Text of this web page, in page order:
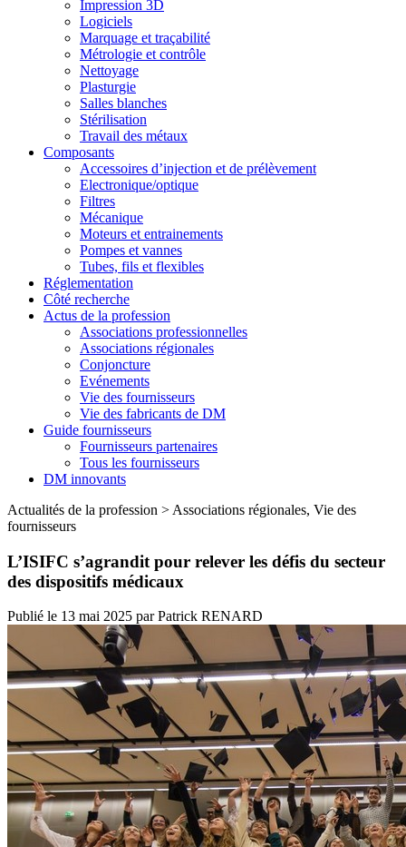
Impression 3D
Logiciels
Marquage et traçabilité
Métrologie et contrôle
Nettoyage
Plasturgie
Salles blanches
Stérilisation
Travail des métaux
Composants
Accessoires d’injection et de prélèvement
Electronique/optique
Filtres
Mécanique
Moteurs et entrainements
Pompes et vannes
Tubes, fils et flexibles
Réglementation
Côté recherche
Actus de la profession
Associations professionnelles
Associations régionales
Conjoncture
Evénements
Vie des fournisseurs
Vie des fabricants de DM
Guide fournisseurs
Fournisseurs partenaires
Tous les fournisseurs
DM innovants
Actualités de la profession > Associations régionales, Vie des
fournisseurs
L’ISIFC s’agrandit pour relever les défis du secteur
des dispositifs médicaux
Publié le 13 mai 2025 parPatrick RENARD